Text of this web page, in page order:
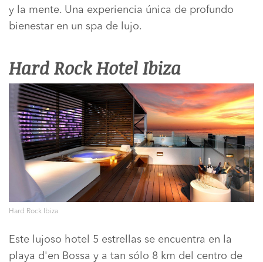
y la mente. Una experiencia única de profundo
bienestar en un spa de lujo.
Hard Rock Hotel Ibiza
Hard Rock Ibiza
Este lujoso hotel 5 estrellas se encuentra en la
playa d'en Bossa y a tan sólo 8 km del centro de